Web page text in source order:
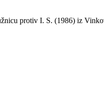
protiv I. S. (1986) iz